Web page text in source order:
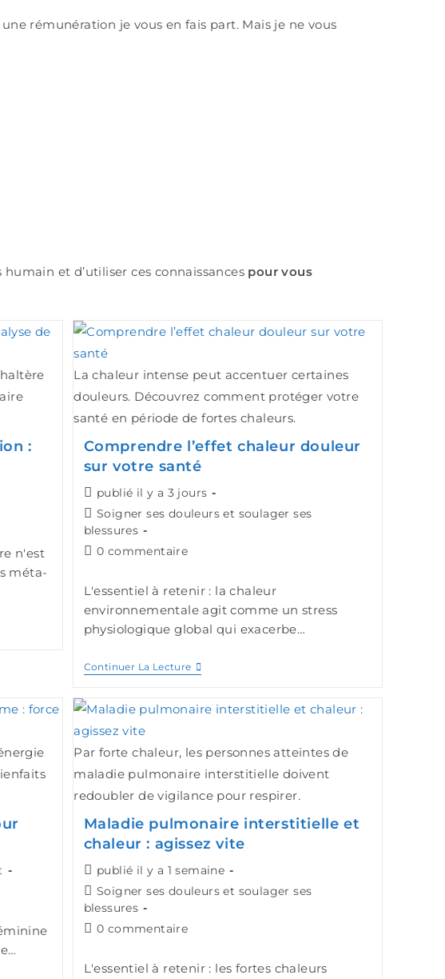
rémunération je vous en fais part. Mais je ne vous
et d’utiliser ces connaissances pour vous
:
n'est
méta-
La chaleur intense peut accentuer certaines
douleurs. Découvrez comment protéger votre
santé en période de fortes chaleurs.
Comprendre l’effet chaleur douleur
sur votre santé
publié il y a 3 jours
Soigner ses douleurs et soulager ses
blessures
0 commentaire
L'essentiel à retenir : la chaleur
environnementale agit comme un stress
physiologique global qui exacerbe…
Continuer La Lecture
Par forte chaleur, les personnes atteintes de
maladie pulmonaire interstitielle doivent
redoubler de vigilance pour respirer.
Maladie pulmonaire interstitielle et
chaleur : agissez vite
publié il y a 1 semaine
Soigner ses douleurs et soulager ses
blessures
0 commentaire
L'essentiel à retenir : les fortes chaleurs